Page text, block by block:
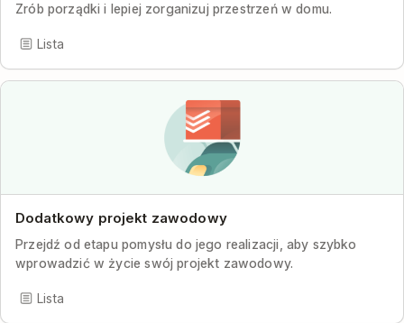
Zrób porządki i lepiej zorganizuj przestrzeń w domu.
Lista
Dodatkowy projekt zawodowy
Przejdź od etapu pomysłu do jego realizacji, aby szybko
wprowadzić w życie swój projekt zawodowy.
Lista